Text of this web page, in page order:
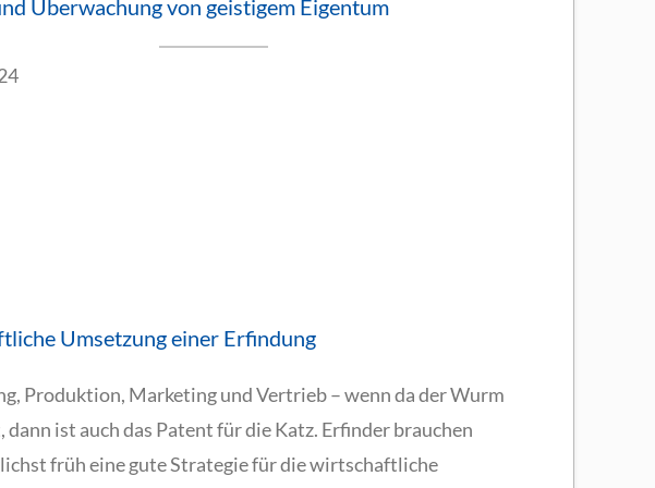
Überwachung von geistigem Eigentum
Umsetzung einer Erfindung
Produktion, Marketing und Vertrieb – wenn da der Wurm
dann ist auch das Patent für die Katz. Erfinder brauchen
früh eine gute Strategie für die wirtschaftliche